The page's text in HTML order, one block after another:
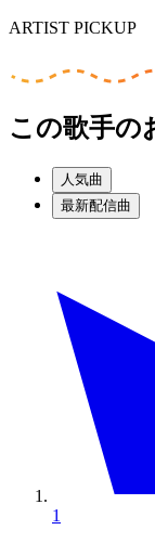
ARTIST PICKUP
この歌手の
人気曲
最新配信曲
1